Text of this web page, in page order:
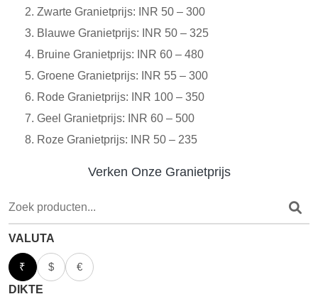
Zwarte Granietprijs: INR 50 – 300
Blauwe Granietprijs: INR 50 – 325
Bruine Granietprijs: INR 60 – 480
Groene Granietprijs: INR 55 – 300
Rode Granietprijs: INR 100 – 350
Geel Granietprijs: INR 60 – 500
Roze Granietprijs: INR 50 – 235
Verken Onze Granietprijs
VALUTA
₹ $
€
DIKTE